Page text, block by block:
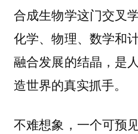
合成生物学这门交叉
化学、物理、数学和
融合发展的结晶，是
造世界的真实抓手。
不难想象，一个可预